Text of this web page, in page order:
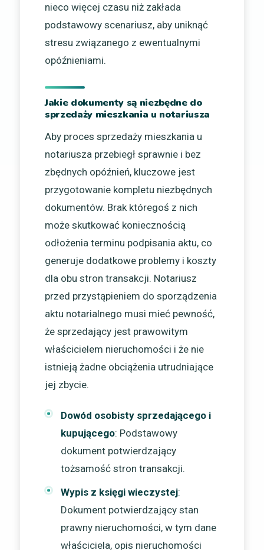
nieco więcej czasu niż zakłada
podstawowy scenariusz, aby uniknąć
stresu związanego z ewentualnymi
opóźnieniami.
Jakie dokumenty są niezbędne do
sprzedaży mieszkania u notariusza
Aby proces sprzedaży mieszkania u
notariusza przebiegł sprawnie i bez
zbędnych opóźnień, kluczowe jest
przygotowanie kompletu niezbędnych
dokumentów. Brak któregoś z nich
może skutkować koniecznością
odłożenia terminu podpisania aktu, co
generuje dodatkowe problemy i koszty
dla obu stron transakcji. Notariusz
przed przystąpieniem do sporządzenia
aktu notarialnego musi mieć pewność,
że sprzedający jest prawowitym
właścicielem nieruchomości i że nie
istnieją żadne obciążenia utrudniające
jej zbycie.
Dowód osobisty sprzedającego i
kupującego: Podstawowy
dokument potwierdzający
tożsamość stron transakcji.
Wypis z księgi wieczystej:
Dokument potwierdzający stan
prawny nieruchomości, w tym dane
właściciela, opis nieruchomości